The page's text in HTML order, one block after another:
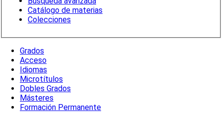
Catálogo de materias
Colecciones
Grados
Acceso
Idiomas
Microtítulos
Dobles Grados
Másteres
Formación Permanente